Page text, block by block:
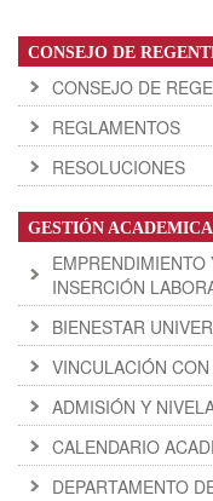
CONSEJO DE
CONSEJO DE
REGLAMENTOS
RESOLUCIONES
GESTIÓN ACADEMICA
INSERCIÓN
BIENESTAR
VINCULACIÓN
ADMISIÓN Y
CALENDARIO
DEPARTAMENTO